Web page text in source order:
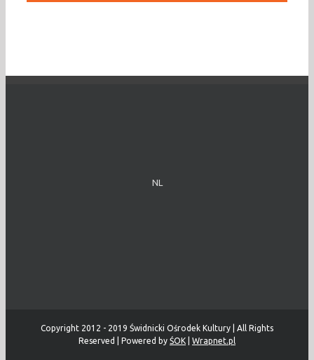
NL
Copyright 2012 - 2019 Świdnicki Ośrodek Kultury | All Rights
Reserved | Powered by ŚOK Wrapnet.pl